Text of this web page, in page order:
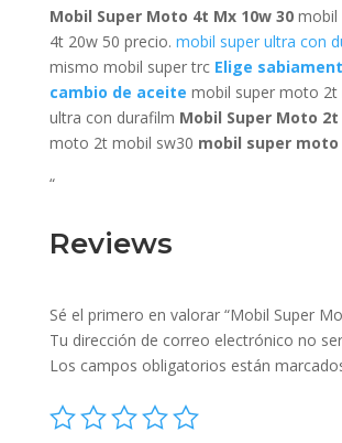
Mobil Super Moto 4t Mx 10w 30mobil
4t 20w 50 precio. mobil super ultra con
mismo mobil super trc Elige
cambio de aceite mobil super moto 2t
ultra con durafilm Mobil Super Moto 2t
moto 2t mobil sw30 mobil super moto
“
Reviews
Sé el primero en valorar “Mobil Super
Tu dirección de correo electrónico no
Los campos obligatorios están